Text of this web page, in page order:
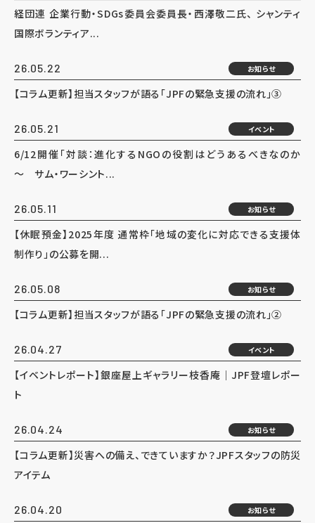
経団連 企業行動・SDGs委員会委員長・西澤敬二氏、 シャンティ
国際ボランティア...
26.05.22 お知らせ
【コラム更新】担当スタッフが語る「JPFの緊急支援の流れ」③
26.05.21 イベント
6/12開催「対談：進化するNGOの役割はどうあるべきなのか
～ サム・ワーシント...
26.05.11 お知らせ
【休眠預金】2025年度 通常枠「地域の変化に対応できる支援体
制作り」の公募を開...
26.05.08 お知らせ
【コラム更新】担当スタッフが語る「JPFの緊急支援の流れ」②
26.04.27 イベント
【イベントレポート】銀座屋上ギャラリー枝香庵｜JPF登壇レポー
ト
26.04.24 お知らせ
【コラム更新】災害への備え、できていますか？JPFスタッフの防災
アイテム
26.04.20 お知らせ